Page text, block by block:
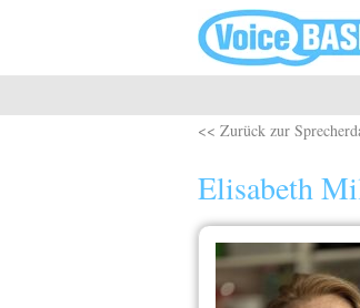
<< Zurück zur
Elisabeth